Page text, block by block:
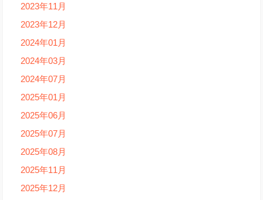
2023年11月
2023年12月
2024年01月
2024年03月
2024年07月
2025年01月
2025年06月
2025年07月
2025年08月
2025年11月
2025年12月